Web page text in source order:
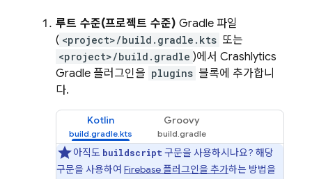
루트 수준(프로젝트 수준) Gradle 파일
( <project>/build.gradle.kts 또는
<project>/build.gradle )에서 Crashlytics
Gradle 플러그인을 plugins 블록에 추가합니
다.
Kotlin Groovy
아직도 buildscript 구문을 사용하시나요? 해당
구문을 사용하여 Firebase 플러그인을 추가하는 방법을